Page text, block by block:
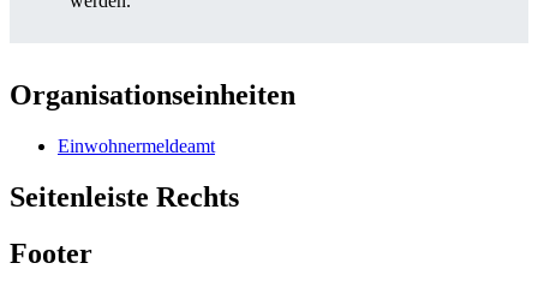
Organisationseinheiten
Einwohnermeldeamt
Seitenleiste Rechts
Footer